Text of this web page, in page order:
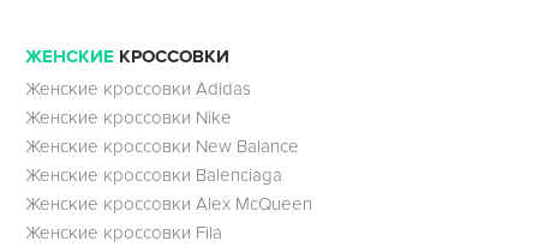
ЖЕНСКИЕ КРОССОВКИ
Женские кроссовки Adidas
Женские кроссовки Nike
Женские кроссовки New Balance
Женские кроссовки Balenciaga
Женские кроссовки Alex McQueen
Женские кроссовки Fila